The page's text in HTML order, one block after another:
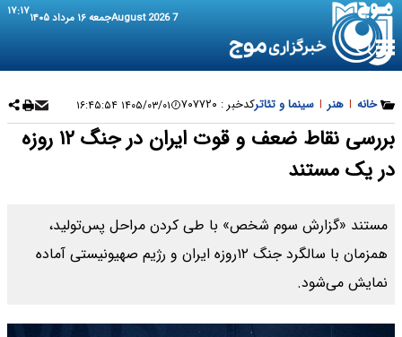
7 August 2026 جمعه ۱۶ مرداد ۱۴۰۵ ۱۷:۱۷
خانه | هنر | سینما و تئاترکدخبر : ۷۰۷۷۲۰ ۱۴۰۵/۰۳/۰۱ ۱۶:۴۵:۵۴
بررسی نقاط ضعف و قوت ایران در جنگ ۱۲ روزه
در یک مستند
مستند «گزارش سوم شخص» با طی کردن مراحل پس‌تولید،
همزمان با سالگرد جنگ ۱۲روزه ایران و رژیم صهیونیستی آماده
نمایش می‌شود.